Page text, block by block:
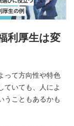
利厚生は変
って方向性や特色
ていても、人によ
うこともあるかも